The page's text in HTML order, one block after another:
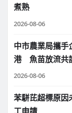
煮熟
2026-08-06
中市農業局攜手
港 魚苗放流共
2026-08-06
苯駢芘超標原因